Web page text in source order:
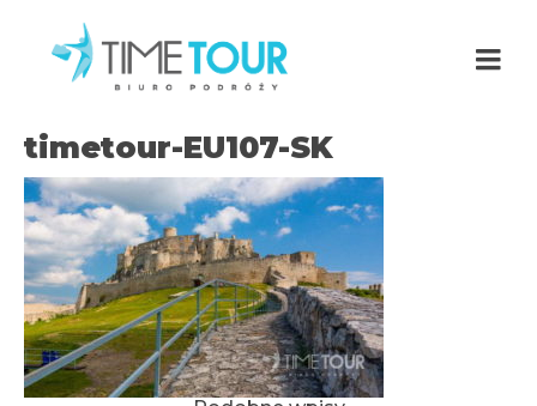
timetour-EU107-SK